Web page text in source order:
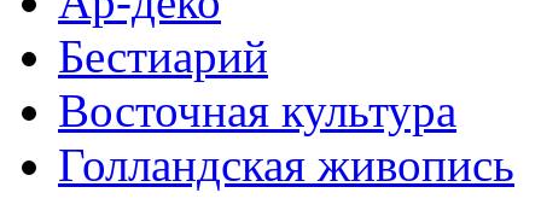
Бестиарий
Восточная культура
Голландская живопись